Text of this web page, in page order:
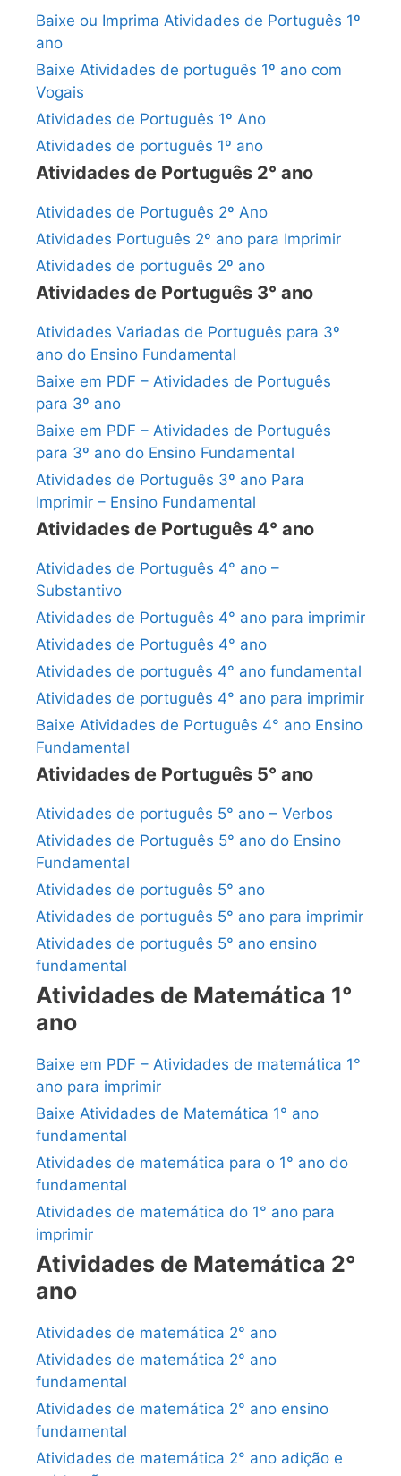
Baixe ou Imprima Atividades de Português 1º
ano
Baixe Atividades de português 1º ano com
Vogais
Atividades de Português 1º Ano
Atividades de português 1º ano
Atividades de Português 2° ano
Atividades de Português 2º Ano
Atividades Português 2º ano para Imprimir
Atividades de português 2º ano
Atividades de Português 3° ano
Atividades Variadas de Português para 3º
ano do Ensino Fundamental
Baixe em PDF – Atividades de Português
para 3º ano
Baixe em PDF – Atividades de Português
para 3º ano do Ensino Fundamental
Atividades de Português 3º ano Para
Imprimir – Ensino Fundamental
Atividades de Português 4° ano
Atividades de Português 4° ano –
Substantivo
Atividades de Português 4° ano para imprimir
Atividades de Português 4° ano
Atividades de português 4° ano fundamental
Atividades de português 4° ano para imprimir
Baixe Atividades de Português 4° ano Ensino
Fundamental
Atividades de Português 5° ano
Atividades de português 5° ano – Verbos
Atividades de Português 5° ano do Ensino
Fundamental
Atividades de português 5° ano
Atividades de português 5° ano para imprimir
Atividades de português 5° ano ensino
fundamental
Atividades de Matemática 1°
ano
Baixe em PDF – Atividades de matemática 1°
ano para imprimir
Baixe Atividades de Matemática 1° ano
fundamental
Atividades de matemática para o 1° ano do
fundamental
Atividades de matemática do 1° ano para
imprimir
Atividades de Matemática 2°
ano
Atividades de matemática 2° ano
Atividades de matemática 2° ano
fundamental
Atividades de matemática 2° ano ensino
fundamental
Atividades de matemática 2° ano adição e